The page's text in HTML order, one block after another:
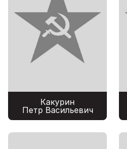
Какурин
Петр Васильевич